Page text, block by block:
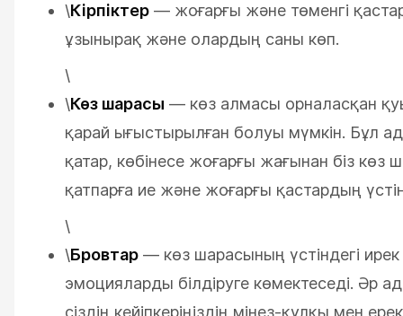
\Кірпіктер — жоғарғы және төменгі
ұзынырақ және олардың саны көп.
\
\Көз шарасы — көз алмасы орналасқан
қарай ығыстырылған болуы мүмкін. Бұл
қатар, көбінесе жоғарғы жағынан біз көз
қатпарға ие және жоғарғы қастардың
\
\Бровтар — көз шарасының үстіндегі
эмоцияларды білдіруге көмектеседі. Әр
сіздің кейіпкеріңіздің мінез-құлқы мен